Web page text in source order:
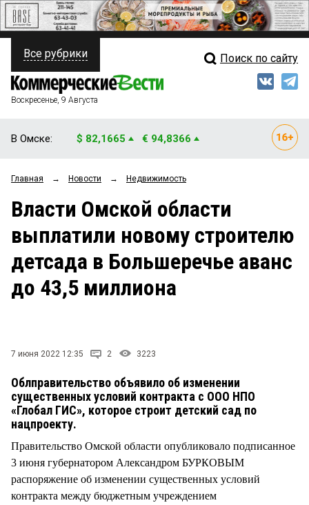
ПОЛИТИКА
ФИНАНСЫ
ОБЩЕСТВО
ЗАКОН
ПРОИСШЕСТВИЯ
Свежий выпуск
Мнения
Рейтинги
Блоги
Архив
Все рубрики Поиск по сайту
Воскресенье, 9 Августа
В Омске: $ 82,1665 € 94,8366
Главная → Новости → Недвижимость
Власти Омской области
выплатили новому строителю
детсада в Большеречье аванс
до 43,5 миллиона
7 июня 2022 12:35 2 3223
Облправительство объявило об изменении
существенных условий контракта с ООО НПО
«Глобал ГИС», которое строит детский сад по
нацпроекту.
Правительство Омской области опубликовало подписанное
3 июня губернатором Александром БУРКОВЫМ
распоряжение об изменении существенных условий
контракта между бюджетным учреждением